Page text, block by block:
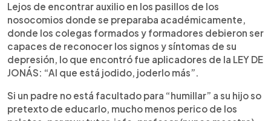
Lejos de encontrar auxilio en los pasillos de los
nosocomios donde se preparaba académicamente,
donde los colegas formados y formadores debieron ser
capaces de reconocer los signos y síntomas de su
depresión, lo que encontró fue aplicadores de la LEY DE
JONÁS: “Al que está jodido, joderlo más”.
Si un padre no está facultado para “humillar” a su hijo so
pretexto de educarlo, mucho menos perico de los